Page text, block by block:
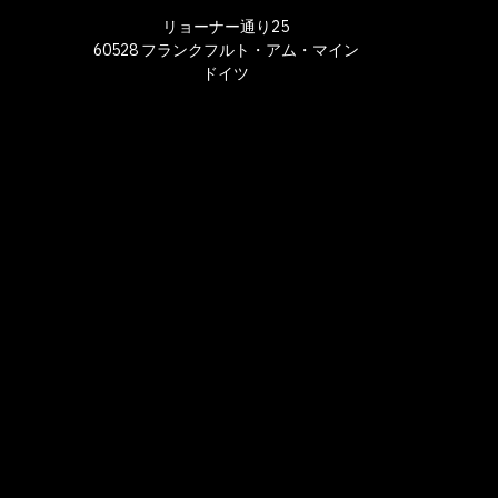
リョーナー通り25
60528 フランクフルト・アム・マイン
ドイツ